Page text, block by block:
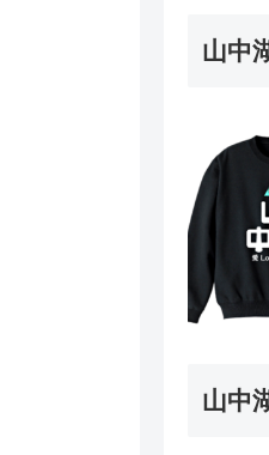
山中
山中